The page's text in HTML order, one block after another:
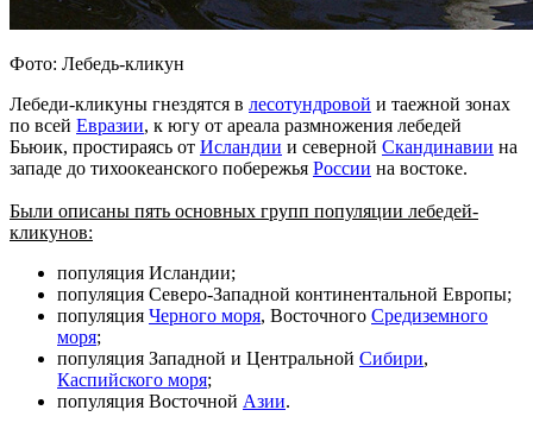
Фото: Лебедь-кликун
Лебеди-кликуны гнездятся в лесотундровой и таежной зонах
по всей Евразии, к югу от ареала размножения лебедей
Бьюик, простираясь от Исландии и северной Скандинавии на
западе до тихоокеанского побережья России на востоке.
Были описаны пять основных групп популяции лебедей-
кликунов:
популяция Исландии;
популяция Северо-Западной континентальной Европы;
популяция Черного моря, Восточного Средиземного
моря;
популяция Западной и Центральной Сибири,
Каспийского моря;
популяция Восточной Азии.